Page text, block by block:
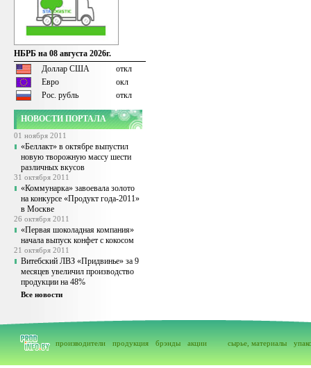
НБРБ на 08 августа 2026г.
Доллар США
откл
Евро
окл
Рос. рубль
откл
НОВОСТИ ПОРТАЛА
01 ноября 2011
«Беллакт» в октябре выпустил
новую творожную массу шести
различных вкусов
31 октября 2011
«Коммунарка» завоевала золото
на конкурсе «Продукт года-2011»
в Москве
26 октября 2011
«Первая шоколадная компания»
начала выпуск конфет с кокосом
21 октября 2011
Витебский ЛВЗ «Придвинье» за 9
месяцев увеличил производство
продукции на 48%
Все новости
производители продукция брэнды акции сырье, материалы